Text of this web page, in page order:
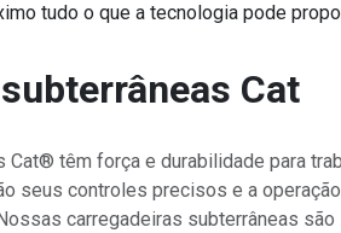
tudo o que a tecnologia pode
Cat
Cat® têm força e durabilidade para
seus controles precisos e a operação
carregadeiras subterrâneas são